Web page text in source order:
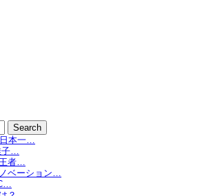
本一…
子…
者…
ベーション…